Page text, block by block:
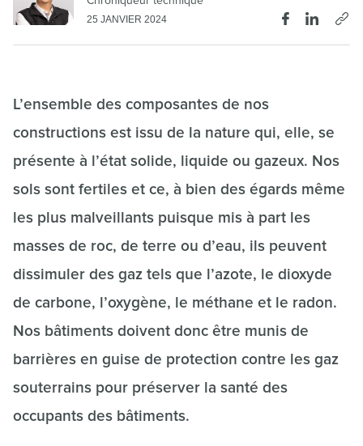
25 JANVIER 2024
L’ensemble des composantes de nos
constructions est issu de la nature qui, elle, se
présente à l’état solide, liquide ou gazeux. Nos
sols sont fertiles et ce, à bien des égards même
les plus malveillants puisque mis à part les
masses de roc, de terre ou d’eau, ils peuvent
dissimuler des gaz tels que l’azote, le dioxyde
de carbone, l’oxygène, le méthane et le radon.
Nos bâtiments doivent donc être munis de
barrières en guise de protection contre les gaz
souterrains pour préserver la santé des
occupants des bâtiments.